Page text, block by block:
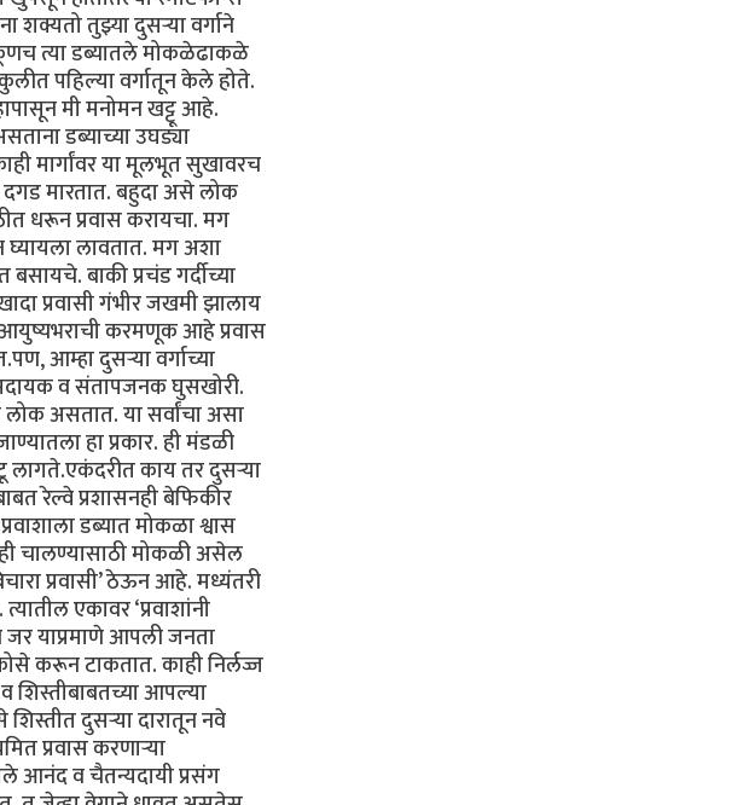
तुझ्या दुसऱ्या वर्गाने
त्या डब्यातले मोकळेढाकळे
पहिल्या वर्गातून केले होते.
मी मनोमन खट्टू आहे.
डब्याच्या उघड्या
मार्गांवर या मूलभूत सुखावरच
दगड मारतात. बहुदा असे लोक
धरून प्रवास करायचा. मग
घ्यायला लावतात. मग अशा
बाकी प्रचंड गर्दीच्या
प्रवासी गंभीर जखमी झालाय
आयुष्यभराची करमणूक आहे प्रवास
आम्हा दुसऱ्या वर्गाच्या
व संतापजनक घुसखोरी.
लोक असतात. या सर्वांचा असा
हा प्रकार. ही मंडळी
लागते.एकंदरीत काय तर दुसऱ्या
रेल्वे प्रशासनही बेफिकीर
डब्यात मोकळा श्वास
चालण्यासाठी मोकळी असेल
प्रवासी’ ठेऊन आहे. मध्यंतरी
एकावर ‘प्रवाशांनी
याप्रमाणे आपली जनता
करून टाकतात. काही निर्लज्ज
शिस्तीबाबतच्या आपल्या
दुसऱ्या दारातून नवे
प्रवास करणाऱ्या
आनंद व चैतन्यदायी प्रसंग